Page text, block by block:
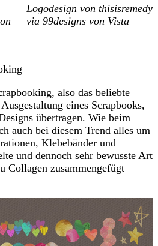
Logodesign von thisisremedy
via 99designs von Vista
also das beliebte
eines Scrapbooks,
übertragen. Wie beim
auch bei diesem Trend alles um
Klebebänder und
und dennoch sehr bewusste Art
Collagen zusammengefügt